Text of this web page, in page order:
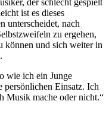
der schlecht gespielt
ist es dieses
unterscheidet, nach
zu ergehen,
können und sich weiter in
wie ich ein Junge
persönlichen Einsatz. Ich
Musik mache oder nicht.“